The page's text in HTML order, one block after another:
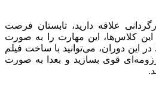
علاقه دارید، تابستان فرصت
کلاس‌ها، این مهارت را به صورت
این دوران، می‌توانید با ساخت فیلم
قوی بسازید و بعدا به صورت